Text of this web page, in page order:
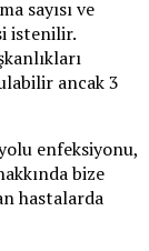
sayısı ve
istenilir.
ancak 3
enfeksiyonu,
bize
hastalarda